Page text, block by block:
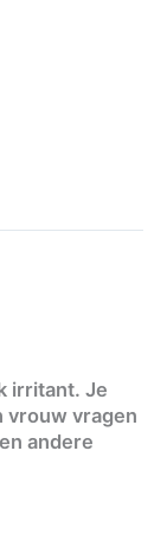
irritant. Je
vrouw vragen
andere